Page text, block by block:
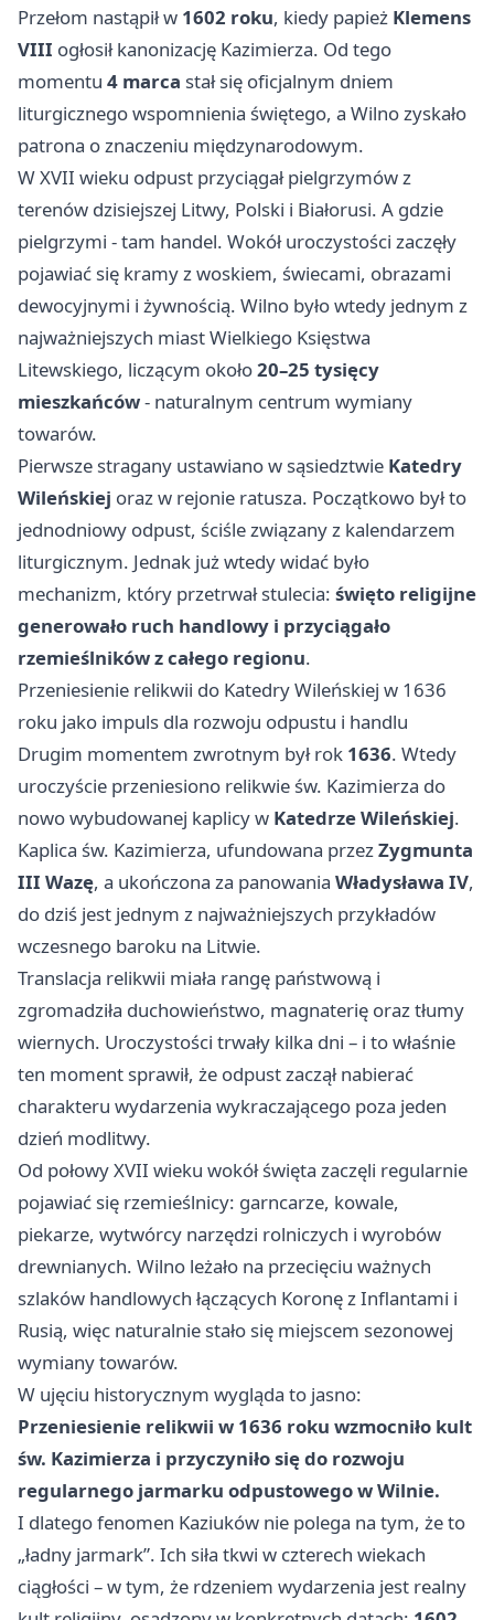
Przełom nastąpił w 1602 roku, kiedy papież Klemens
VIII ogłosił kanonizację Kazimierza. Od tego
momentu 4 marca stał się oficjalnym dniem
liturgicznego wspomnienia świętego, a Wilno zyskało
patrona o znaczeniu międzynarodowym.
W XVII wieku odpust przyciągał pielgrzymów z
terenów dzisiejszej Litwy, Polski i Białorusi. A gdzie
pielgrzymi - tam handel. Wokół uroczystości zaczęły
pojawiać się kramy z woskiem, świecami, obrazami
dewocyjnymi i żywnością. Wilno było wtedy jednym z
najważniejszych miast Wielkiego Księstwa
Litewskiego, liczącym około20–25 tysięcy
mieszkańców- naturalnym centrum wymiany
towarów.
Pierwsze stragany ustawiano w sąsiedztwie Katedry
Wileńskiej oraz w rejonie ratusza. Początkowo był to
jednodniowy odpust, ściśle związany z kalendarzem
liturgicznym. Jednak już wtedy widać było
mechanizm, który przetrwał stulecia: święto religijne
generowało ruch handlowy i przyciągało
rzemieślników z całego regionu.
Przeniesienie relikwii do Katedry Wileńskiej w 1636
roku jako impuls dla rozwoju odpustu i handlu
Drugim momentem zwrotnym był rok 1636. Wtedy
uroczyście przeniesiono relikwie św. Kazimierza do
nowo wybudowanej kaplicy w Katedrze Wileńskiej.
Kaplica św. Kazimierza, ufundowana przezZygmunta
III Wazę, a ukończona za panowania Władysława IV,
do dziś jest jednym z najważniejszych przykładów
wczesnego baroku na Litwie.
Translacja relikwii miała rangę państwową i
zgromadziła duchowieństwo, magnaterię oraz tłumy
wiernych. Uroczystości trwały kilka dni – i to właśnie
ten moment sprawił, że odpust zaczął nabierać
charakteru wydarzenia wykraczającego poza jeden
dzień modlitwy.
Od połowy XVII wieku wokół święta zaczęli regularnie
pojawiać się rzemieślnicy: garncarze, kowale,
piekarze, wytwórcy narzędzi rolniczych i wyrobów
drewnianych. Wilno leżało na przecięciu ważnych
szlaków handlowych łączących Koronę z Inflantami i
Rusią, więc naturalnie stało się miejscem sezonowej
wymiany towarów.
W ujęciu historycznym wygląda to jasno:
Przeniesienie relikwii w 1636 roku wzmocniło kult
św. Kazimierza i przyczyniło się do rozwoju
regularnego jarmarku odpustowego w Wilnie.
I dlatego fenomen Kaziuków nie polega na tym, że to
„ładny jarmark”. Ich siła tkwi w czterech wiekach
ciągłości – w tym, że rdzeniem wydarzenia jest realny